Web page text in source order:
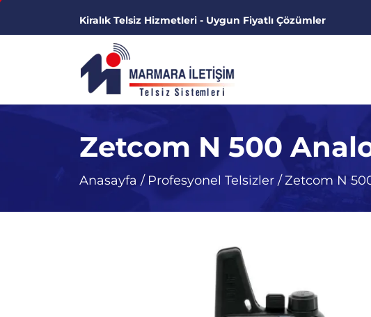
Kiralık Telsiz Hizmetleri - Uygun Fiyatlı Çözümler
Zetcom N 500
Anasayfa / Profesyonel Telsizler /Zetcom N